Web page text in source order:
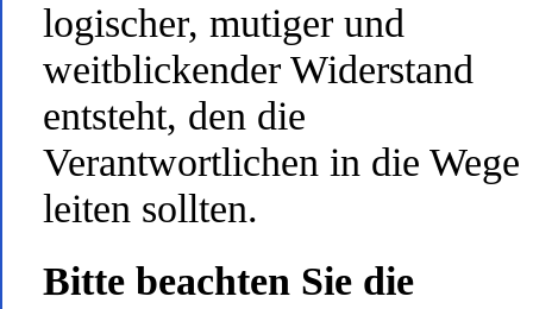
logischer, mutiger und
weitblickender Widerstand
entsteht, den die
Verantwortlichen in die Wege
leiten sollten.
Bitte beachten Sie die